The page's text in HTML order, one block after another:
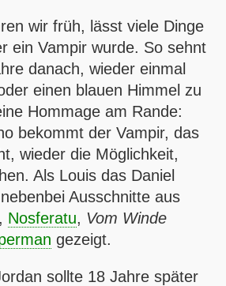
wir früh, lässt viele Dinge
ein Vampir wurde. So sehnt
danach, wieder einmal
einen blauen Himmel zu
Hommage am Rande:
bekommt der Vampir, das
wieder die Möglichkeit,
Als Louis das Daniel
Ausschnitte aus
, Nosferatu, Vom Winde
gezeigt.
sollte 18 Jahre später